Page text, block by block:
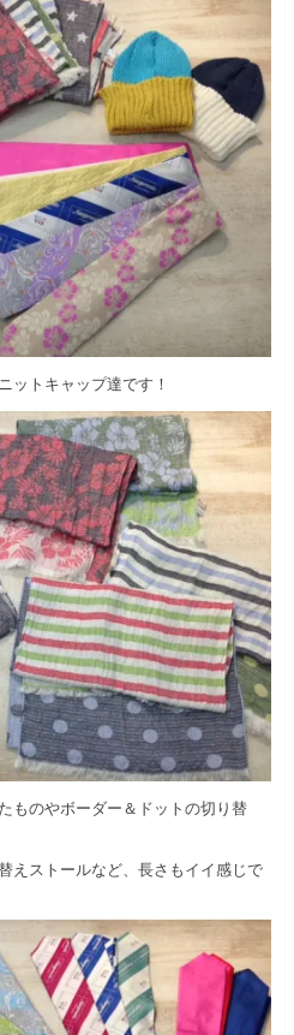
ットキャップ達です！
ものやボーダー＆ドットの切り替
えストールなど、長さもイイ感じで